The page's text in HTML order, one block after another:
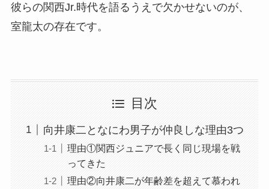
彼らの関西Jr.時代を語るうえで欠かせないのが、
室龍太の存在です。
目次
向井康二となにわ男子が仲良しな理由3つ
理由①関西ジュニアで長く同じ現場を戦
ってきた
理由②向井康二が年齢差を超えて慕われ